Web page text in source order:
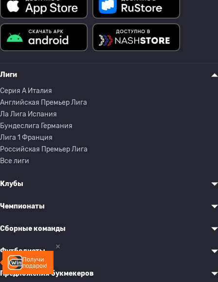
Получи
подарок!
Лиги
Серия A Италия
Английская Премьер Лига
Ла Лига Испания
Бундеслига Германия
Лига 1 Франция
Российская Премьер Лига
Все лиги
Клубы
Чемпионаты
Сборные команды
Футболисты
Предложения букмекеров